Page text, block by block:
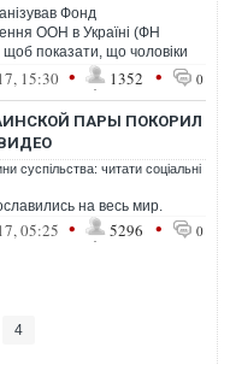
Фонд
ООН в Україні (ФН
показати, що чоловіки
за дітьми та займатися
15:30 • 1352 • 0
ПАРЫ ПОКОРИЛ
суспільства: читати соціальні
на весь мир.
05:25 • 5296 • 0
4